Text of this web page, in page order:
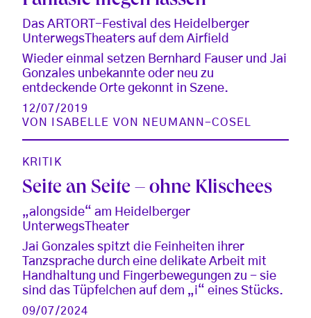
Das ARTORT-Festival des Heidelberger
UnterwegsTheaters auf dem Airfield
Wieder einmal setzen Bernhard Fauser und Jai
Gonzales unbekannte oder neu zu
entdeckende Orte gekonnt in Szene.
12/07/2019
VON
ISABELLE VON NEUMANN-COSEL
KRITIK
Seite an Seite – ohne Klischees
„alongside“ am Heidelberger
UnterwegsTheater
Jai Gonzales spitzt die Feinheiten ihrer
Tanzsprache durch eine delikate Arbeit mit
Handhaltung und Fingerbewegungen zu - sie
sind das Tüpfelchen auf dem „i“ eines Stücks.
09/07/2024